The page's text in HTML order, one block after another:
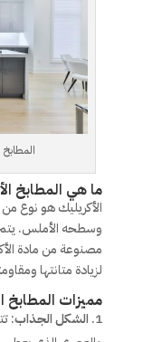
المطابخ
ما هي المطابخ
الأكريليك هو نوع من
وسطحه الأملس. يتم
مصنوعة من مادة
لزيادة متانتها
مميزات المطابخ
الشكل الجذاب: